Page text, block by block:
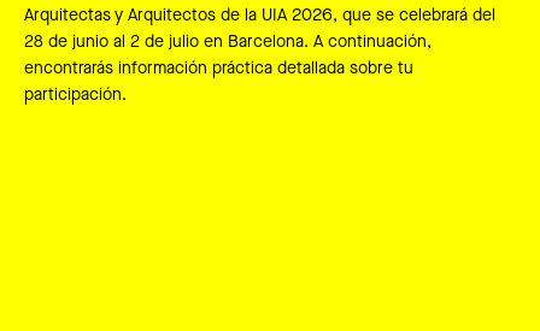
Arquitectas y Arquitectos de la UIA 2026, que se celebrará del
28 de junio al 2 de julio en Barcelona. A continuación,
encontrarás información práctica detallada sobre tu
participación.